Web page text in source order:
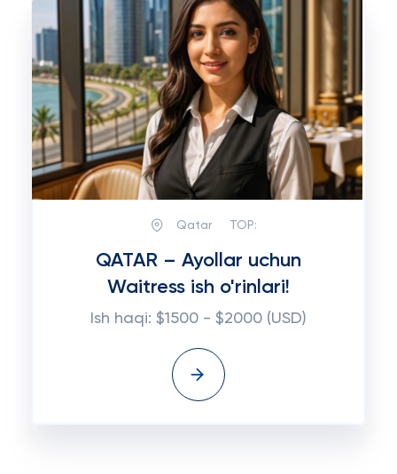
Qatar TOP:
QATAR – Ayollar uchun
Waitress ish o'rinlari!
Ish haqi: $1500 - $2000 (USD)